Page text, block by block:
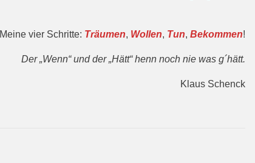
Meine vier Schritte: Träumen, Wollen, Tun, Bekommen!
Der „Wenn“ und der „Hätt“ henn noch nie was g´hätt.
Klaus Schenck